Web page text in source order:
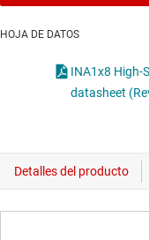
HOJA DE DATOS
INA1x8 High-
datasheet